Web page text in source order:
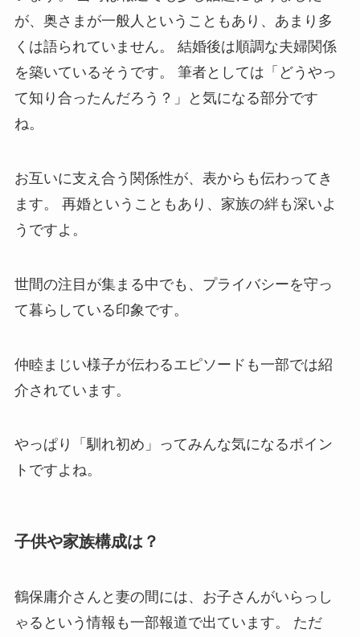
が、奥さまが一般人ということもあり、あまり多
くは語られていません。 結婚後は順調な夫婦関係
を築いているそうです。 筆者としては「どうやっ
て知り合ったんだろう？」と気になる部分です
ね。
お互いに支え合う関係性が、表からも伝わってき
ます。 再婚ということもあり、家族の絆も深いよ
うですよ。
世間の注目が集まる中でも、プライバシーを守っ
て暮らしている印象です。
仲睦まじい様子が伝わるエピソードも一部では紹
介されています。
やっぱり「馴れ初め」ってみんな気になるポイン
トですよね。
子供や家族構成は？
鶴保庸介さんと妻の間には、お子さんがいらっし
ゃるという情報も一部報道で出ています。 ただ